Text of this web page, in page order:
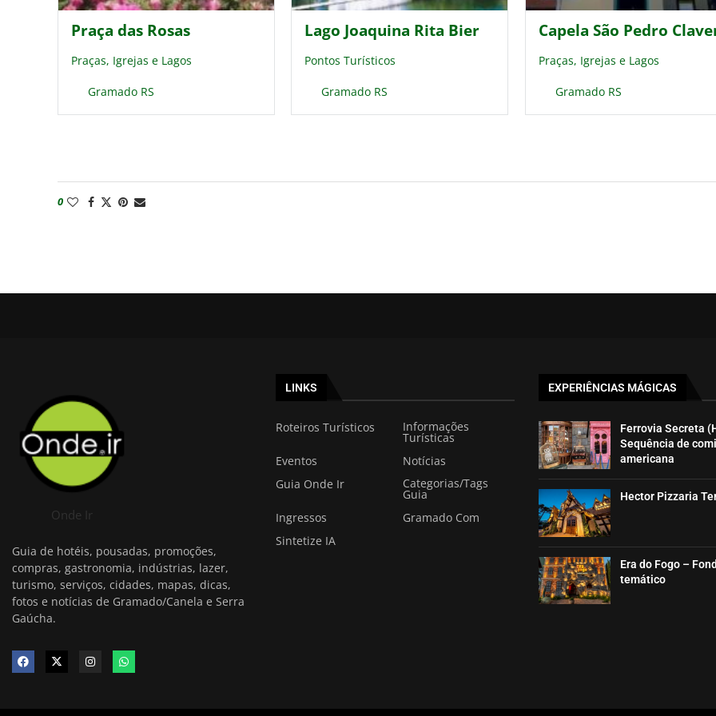
Praça das Rosas
Praças, Igrejas e Lagos
Gramado RS
Lago Joaquina Rita Bier
Pontos Turísticos
Gramado RS
Capela São Pedro
Praças, Igrejas e Lagos
Gramado RS
0
Onde Ir
Guia de hotéis, pousadas, promoções,
compras, gastronomia, indústrias, lazer,
turismo, serviços, cidades, mapas, dicas,
fotos e notícias de Gramado/Canela e Serra
Gaúcha.
LINKS
Roteiros Turísticos Informações
Turísticas
Eventos
Notícias
Guia Onde Ir
Categorias/Tags
Guia
Ingressos
Gramado Com
Sintetize IA
EXPERIÊNCIAS MÁGICAS
Ferrovia Secreta
Sequência de
americana
Hector Pizzaria
Era do Fogo –
temático